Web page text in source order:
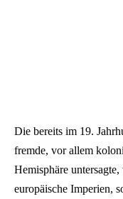
Die bereits im 19.
fremde, vor allem
Hemisphäre
europäische Imperien,